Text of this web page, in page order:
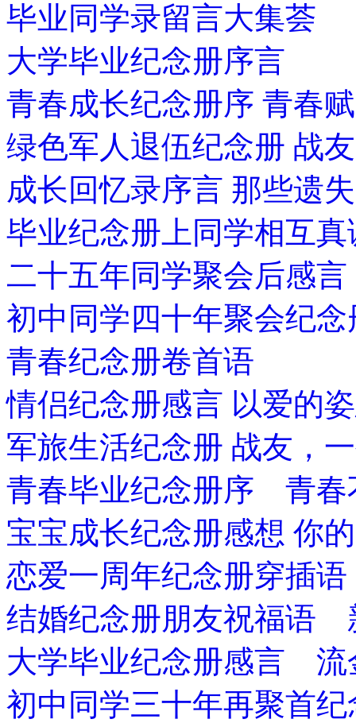
毕业同学录留言大集荟
大学毕业纪念册序言
青春成长纪念册序 青春赋
绿色军人退伍纪念册 战
成长回忆录序言 那些遗
毕业纪念册上同学相互真
二十五年同学聚会后感言
初中同学四十年聚会纪
青春纪念册卷首语
情侣纪念册感言 以爱的
军旅生活纪念册 战友，
青春毕业纪念册序 青春
宝宝成长纪念册感想 你
恋爱一周年纪念册穿插
结婚纪念册朋友祝福语
大学毕业纪念册感言 流
初中同学三十年再聚首